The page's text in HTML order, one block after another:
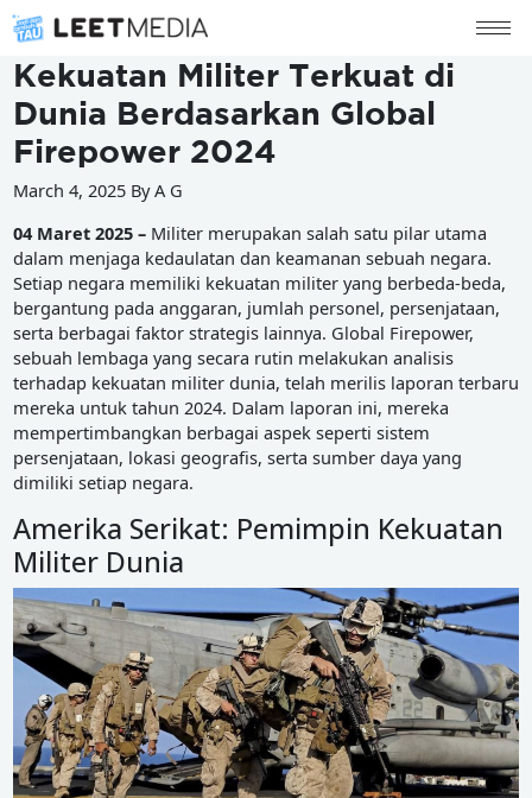
Kekuatan Militer Terkuat di
Dunia Berdasarkan Global
Firepower 2024
March 4, 2025 By A G
04 Maret 2025 – Militer merupakan salah satu pilar utama
dalam menjaga kedaulatan dan keamanan sebuah negara.
Setiap negara memiliki kekuatan militer yang berbeda-beda,
bergantung pada anggaran, jumlah personel, persenjataan,
serta berbagai faktor strategis lainnya. Global Firepower,
sebuah lembaga yang secara rutin melakukan analisis
terhadap kekuatan militer dunia, telah merilis laporan terbaru
mereka untuk tahun 2024. Dalam laporan ini, mereka
mempertimbangkan berbagai aspek seperti sistem
persenjataan, lokasi geografis, serta sumber daya yang
dimiliki setiap negara.
Amerika Serikat: Pemimpin Kekuatan
Militer Dunia